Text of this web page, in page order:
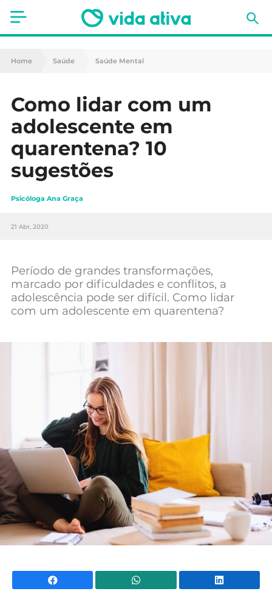
Saúde
Nutrição
Receitas
Fitness
Mães e Bebés
Animais de Estimação
Home Saúde Saúde Mental
Como lidar com um
adolescente em
quarentena? 10
sugestões
Psicóloga Ana Graça
21 Abr, 2020
Período de grandes transformações,
marcado por dificuldades e conflitos, a
adolescência pode ser difícil. Como lidar
com um adolescente em quarentena?
Facebook WhatsApp